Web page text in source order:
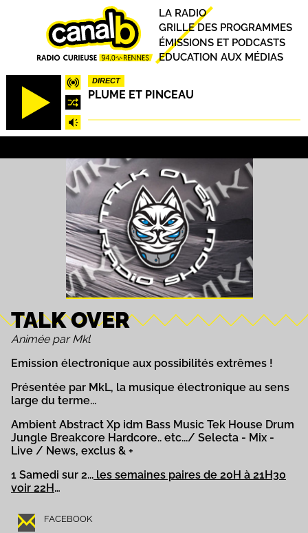
DIRECT
PLUME ET PINCEAU
Principal
LA RADIO
GRILLE DES PROGRAMMES
ÉMISSIONS ET PODCASTS
EDUCATION AUX MÉDIAS
TALK OVER
Animée par Mkl
Emission électronique aux possibilités extrêmes !
Présentée par MkL, la musique électronique au sens
large du terme...
Ambient Abstract Xp idm Bass Music Tek House Drum
Jungle Breakcore Hardcore.. etc.../ Selecta - Mix -
Live / News, exclus & +
1 Samedi sur 2... les semaines paires de 20H à 21H30
voir 22H…
FACEBOOK